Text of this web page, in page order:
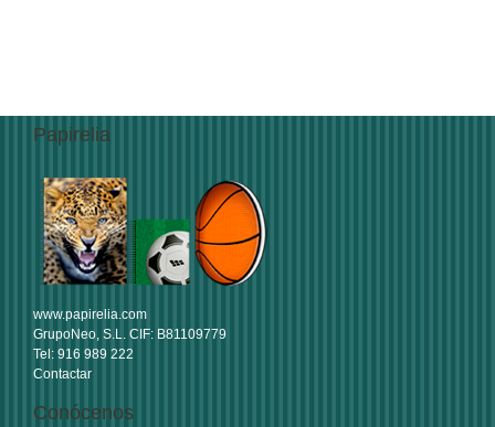
Papirelia
www.papirelia.com
GrupoNeo, S.L. CIF: B81109779
Tel: 916 989 222
Contactar
Conócenos